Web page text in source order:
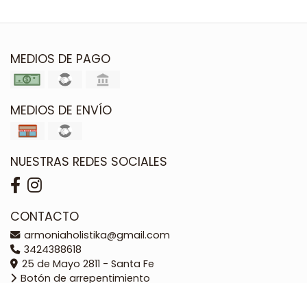
MEDIOS DE PAGO
MEDIOS DE ENVÍO
NUESTRAS REDES SOCIALES
CONTACTO
armoniaholistika@gmail.com
3424388618
25 de Mayo 2811 - Santa Fe
Botón de arrepentimiento